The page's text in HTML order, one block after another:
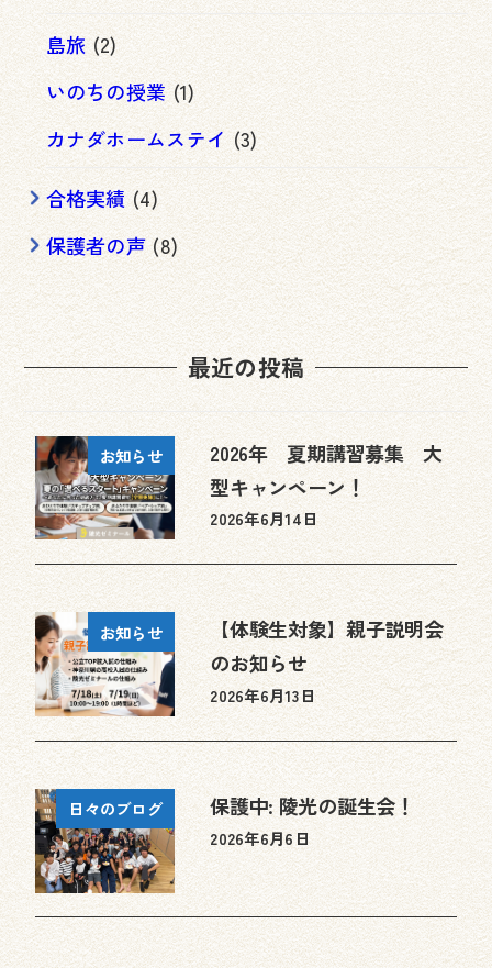
島旅(2)
いのちの授業(1)
カナダホームステイ(3)
合格実績(4)
保護者の声(8)
最近の投稿
お知らせ
2026年 夏期講習募集 大
型キャンペーン！
投稿日
2026年6月14日
お知らせ
【体験生対象】親子説明会
のお知らせ
投稿日
2026年6月13日
日々のブログ 保護中: 陵光の誕生会！
投稿日
2026年6月6日